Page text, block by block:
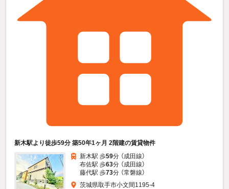
新木駅より徒歩59分 築50年1ヶ月 2階建の賃貸物件
新木駅 歩59分 （成田線）
布佐駅 歩63分 （成田線）
藤代駅 歩73分 （常磐線）
茨城県取手市小文間1195-4